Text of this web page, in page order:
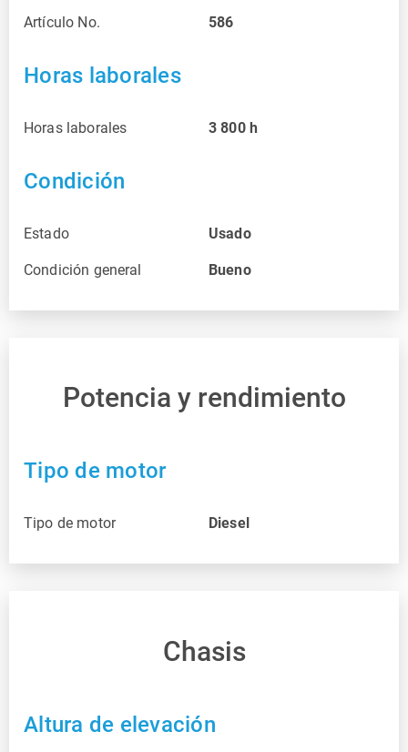
Artículo No. 586
Horas laborales
Horas laborales 3 800 h
Condición
Estado Usado
Condición general Bueno
Potencia y rendimiento
Tipo de motor
Tipo de motor Diesel
Chasis
Altura de elevación